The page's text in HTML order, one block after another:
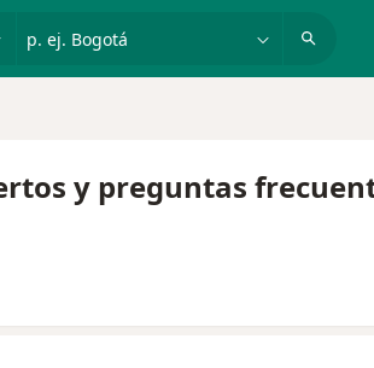
p. ej. Bogotá
y preguntas